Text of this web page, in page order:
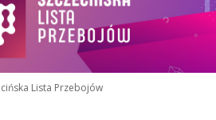
Lista Przebojów